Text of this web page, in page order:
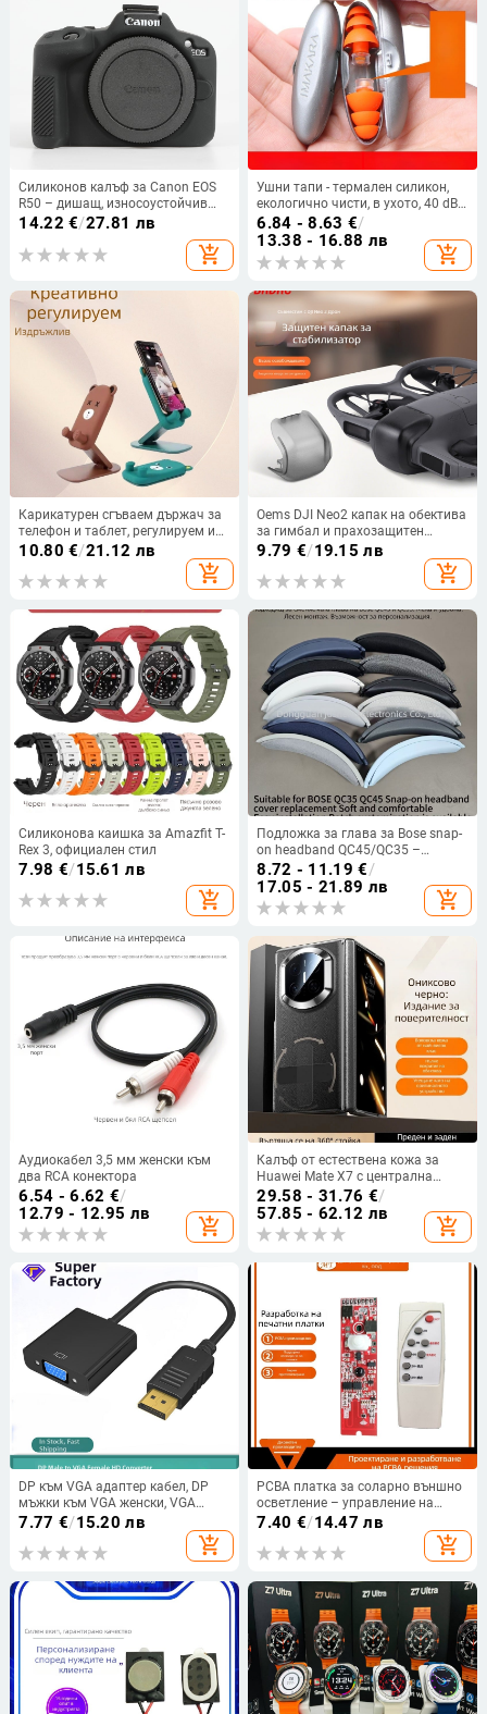
Силиконов калъф за Canon EOS
R50 – дишащ, износоустойчив
защитен корпус
14.22 €/27.81 лв
add_shopping_cart
Ушни тапи - термален силикон,
екологично чисти, в ухото, 40 dB
NR, за сън, учене и офис
шумозащита
6.84 - 8.63 €/
13.38 - 16.88 лв
add_shopping_cart
Карикатурен сгъваем държач за
телефон и таблет, регулируем и
преносим
10.80 €/21.12 лв
add_shopping_cart
Oems DJI Neo2 капак на обектива
за гимбал и прахозащитен
корпус — авторизиран частен
9.79 €/19.15 лв
add_shopping_cart
Силиконова каишка за Amazfit T-
Rex 3, официален стил
7.98 €/15.61 лв
add_shopping_cart
Подложка за глава за Bose snap-
on headband QC45/QC35 –
имитационна кожа, лесен
монтаж, унисекс
8.72 - 11.19 €/
17.05 - 21.89 лв
add_shopping_cart
Аудиокабел 3,5 мм женски към
два RCA конектора
6.54 - 6.62 €/
12.79 - 12.95 лв
add_shopping_cart
Калъф от естествена кожа за
Huawei Mate X7 с централна
панта, пълна защита на корпуса
и екрана, вграден протектор за
екран за сгъваем дисплей
29.58 - 31.76 €/
57.85 - 62.12 лв
add_shopping_cart
DP към VGA адаптер кабел, DP
мъжки към VGA женски, VGA
интерфейс, адаптер кабел, меден
компютър
7.77 €/15.20 лв
add_shopping_cart
PCBA платка за соларно външно
осветление – управление на
фарове
7.40 €/14.47 лв
add_shopping_cart